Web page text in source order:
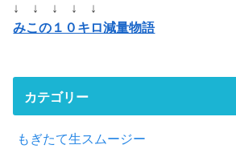
↓ ↓ ↓ ↓ ↓
みこの１０キロ減量物語
カテゴリー
もぎたて生スムージー